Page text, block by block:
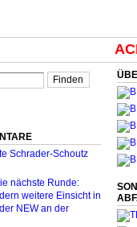
Schrader-Schoutz
nächste Runde:
weitere Einsicht in
NEW an der